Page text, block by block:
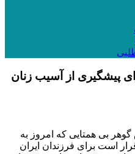
پیشگیری از آسیب زنان
بی همتایی که امروز به
است برای فرزندان ایران